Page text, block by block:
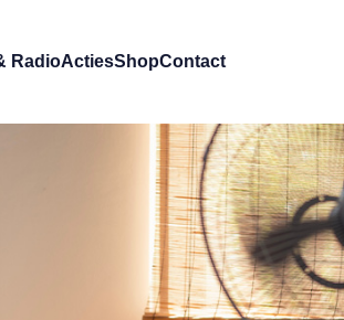
RadioActiesShopContact